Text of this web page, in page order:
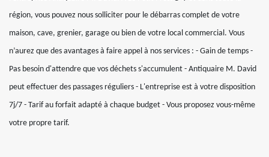
région, vous pouvez nous solliciter pour le débarras complet de votre
maison, cave, grenier, garage ou bien de votre local commercial. Vous
n’aurez que des avantages à faire appel à nos services : - Gain de temps -
Pas besoin d'attendre que vos déchets s'accumulent - Antiquaire M. David
peut effectuer des passages réguliers - L'entreprise est à votre disposition
7j/7 - Tarif au forfait adapté à chaque budget - Vous proposez vous-même
votre propre tarif.